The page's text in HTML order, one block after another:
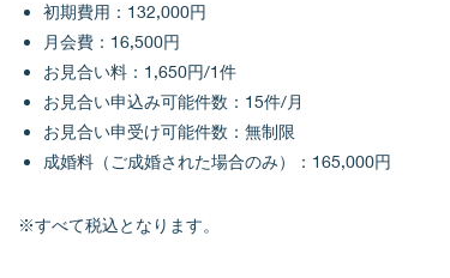
初期費用：132,000円
月会費：16,500円
お見合い料：1,650円/1件
お見合い申込み可能件数：15件/月
お見合い申受け可能件数：無制限
成婚料（ご成婚された場合のみ）：165,000円
※すべて税込となります。